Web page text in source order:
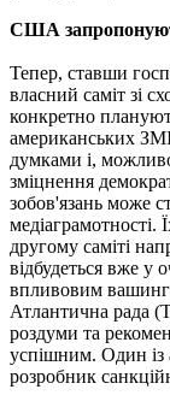
США
Тепер, ставши
власний саміт зі
конкретно
американських
думками і,
зміцнення
зобов'язань може
другому саміті
відбудеться вже у
впливовим
Атлантична рада
роздуми та
успішним. Один із
розробник